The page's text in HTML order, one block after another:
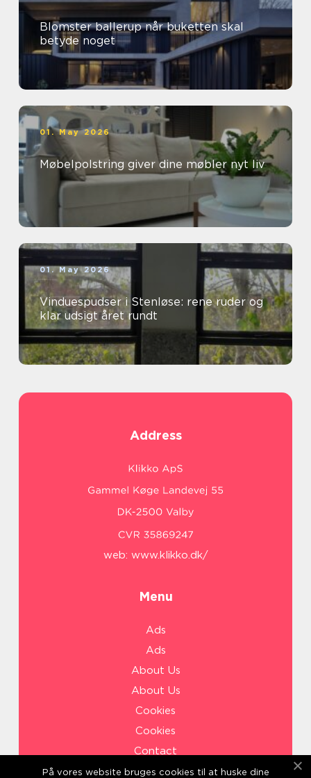
Blomster ballerup når buketten skal
betyde noget
01. May 2026
Møbelpolstring giver dine møbler nyt liv
01. May 2026
Vinduespudser i Stenløse: rene ruder og
klar udsigt året rundt
Address
web: www.klikko.dk/
Menu
Ads
Ads
About Us
About Us
Cookies
Cookies
Contact
Contact
På vores website bruges cookies til at huske dine